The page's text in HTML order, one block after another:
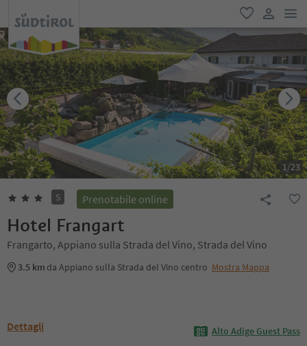
favoriti
user link
1/23
S Prenotabile online
Hotel Frangart
Frangarto, Appiano sulla Strada del Vino, Strada del Vino
3.5 km da Appiano sulla Strada del Vino centro Mostra Mappa
Dettagli Alto Adige Guest Pass